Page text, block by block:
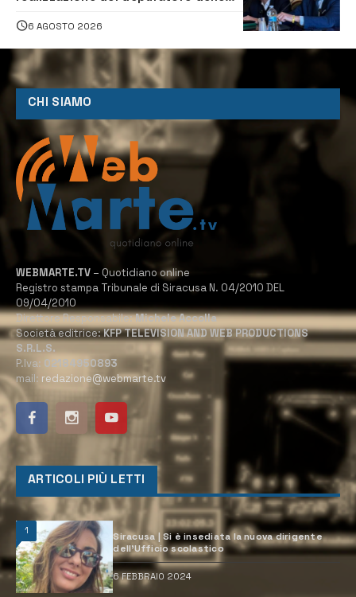
6 AGOSTO 2026
CHI SIAMO
WEBMARTE.TV – Quotidiano online
Registro stampa Tribunale di Siracusa N. 04/2010 DEL
09/04/2010
Direttore Responsabile:Michele Accolla
Società editrice:KFP TELEVISION AND WEB PRODUCTIONS
S.R.L.S.
P.Iva: 02184950893
mail: redazione@webmarte.tv
ARTICOLI PIÙ LETTI
1
Siracusa | Si è insediata la nuova dirigente
dell’Ufficio scolastico
6 FEBBRAIO 2024